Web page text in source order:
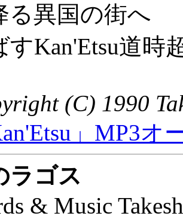
る異国の街へ
すKan'Etsu道時
(C) 1990
」MP3
ラゴス
& Music